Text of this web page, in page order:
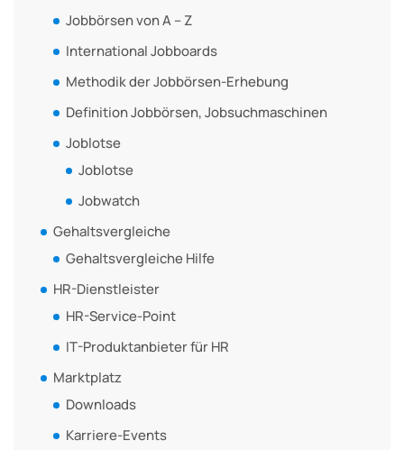
Jobbörsen von A – Z
International Jobboards
Methodik der Jobbörsen-Erhebung
Definition Jobbörsen, Jobsuchmaschinen
Joblotse
Joblotse
Jobwatch
Gehaltsvergleiche
Gehaltsvergleiche Hilfe
HR-Dienstleister
HR-Service-Point
IT-Produktanbieter für HR
Marktplatz
Downloads
Karriere-Events